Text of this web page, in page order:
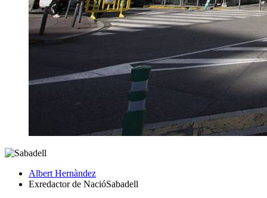
Albert Hernàndez
Exredactor de NacióSabadell